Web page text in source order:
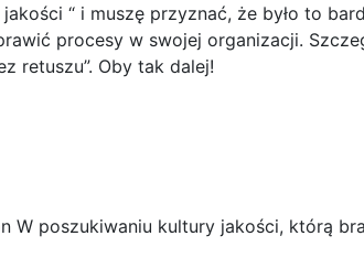
“ i muszę przyznać, że było to
procesy w swojej organizacji.
retuszu”. Oby tak dalej!
W poszukiwaniu kultury jakości, którą